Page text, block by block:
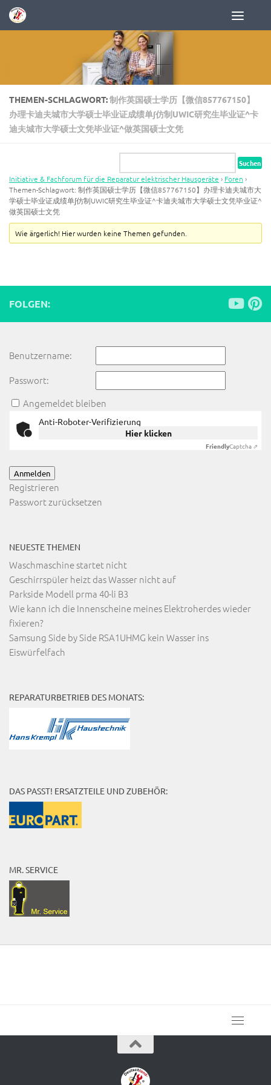
Zum Inhalt springen
THEMEN-SCHLAGWORT:制作英国硕士学历【微信857767150】
办理卡迪夫城市大学硕士毕业证成绩单∫仿制UWIC研究生毕业证^卡
迪夫城市大学硕士文凭毕业证^做英国硕士文凭
Initiative & Fachforum für die Reparatur elektrischer Hausgeräte › Foren ›
Themen-Schlagwort: 制作英国硕士学历【微信857767150】办理卡迪夫城市大
学硕士毕业证成绩单∫仿制UWIC研究生毕业证^卡迪夫城市大学硕士文凭毕业证^
做英国硕士文凭
Wie ärgerlich! Hier wurden keine Themen gefunden.
FOLGEN:
Benutzername:
Passwort:
Angemeldet bleiben
Anti-Roboter-Verifizierung
Hier klicken
FriendlyCaptcha ⇗
Anmelden
Registrieren
Passwort zurücksetzen
NEUESTE THEMEN
Waschmaschine startet nicht
Geschirrspüler heizt das Wasser nicht auf
Parkside Modell prma 40-li B3
Wie kann ich die Innenscheine meines Elektroherdes wieder
fixieren?
Samsung Side by Side RSA1UHMG kein Wasser ins
Eiswürfelfach
REPARATURBETRIEB DES MONATS:
DAS PASST! ERSATZTEILE UND ZUBEHÖR:
MR. SERVICE